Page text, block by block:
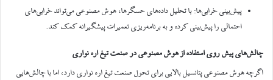
پیش‌بینی خرابی‌ها: با تحلیل داده‌های حسگرها، هوش مصنوعی می‌تواند خرابی‌های
احتمالی را پیش‌بینی کرده و به برنامه‌ریزی تعمیرات پیشگیرانه کمک کند.
چالش‌های پیش روی استفاده از هوش مصنوعی در صنعت تیغ اره نواری
اگرچه هوش مصنوعی پتانسیل بالایی برای تحول صنعت تیغ اره نواری دارد، اما با چالش‌هایی